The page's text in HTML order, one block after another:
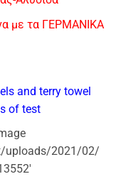
με τα ΓΕΡΜΑΝΙΚΑ
and terry towel
of test
uploads/2021/02/